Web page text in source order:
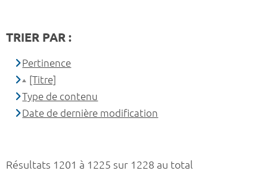
Résultats 1201 à 1225 sur 1228 au total
TRIER PAR :
Pertinence
[Titre]
Type de contenu
Date de dernière modification